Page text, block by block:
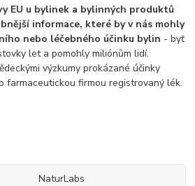
EU u bylinek a bylinných produktů
informace, které by v nás mohly
nebo léčebného účinku bylin - byť
let a pomohly miliónům lidí.
výzkumy prokázané účinky
farmaceutickou firmou registrovaný lék.
NaturLabs